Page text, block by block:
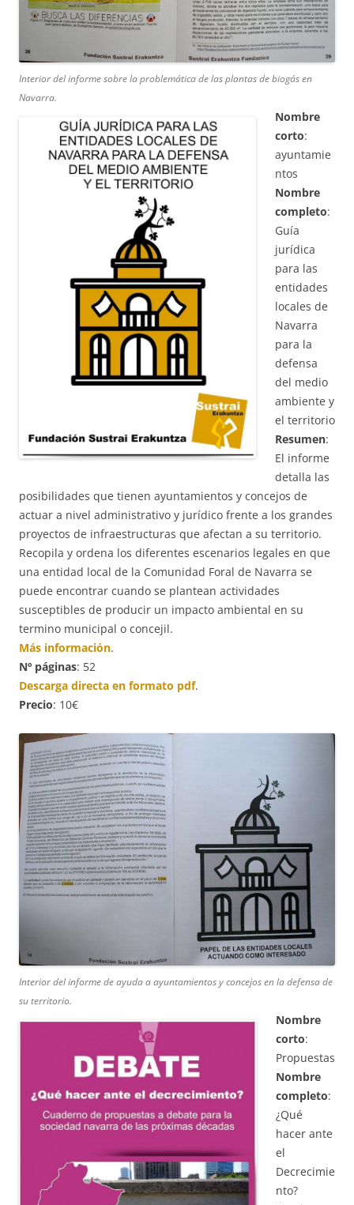
Interior del informe sobre la problemática de las plantas de biogás en
Navarra.
Nombre
corto:
ayuntamie
ntos
Nombre
completo:
Guía
jurídica
para las
entidades
locales de
Navarra
para la
defensa
del medio
ambiente y
el territorio
Resumen:
El informe
detalla las
posibilidades que tienen ayuntamientos y concejos de
actuar a nivel administrativo y jurídico frente a los grandes
proyectos de infraestructuras que afectan a su territorio.
Recopila y ordena los diferentes escenarios legales en que
una entidad local de la Comunidad Foral de Navarra se
puede encontrar cuando se plantean actividades
susceptibles de producir un impacto ambiental en su
termino municipal o concejil.
Más información.
Nº páginas: 52
Descarga directa en formato pdf.
Precio: 10€
Interior del informe de ayuda a ayuntamientos y concejos en la defensa de
su territorio.
Nombre
corto:
Propuestas
Nombre
completo:
¿Qué
hacer ante
el
Decrecimie
nto?